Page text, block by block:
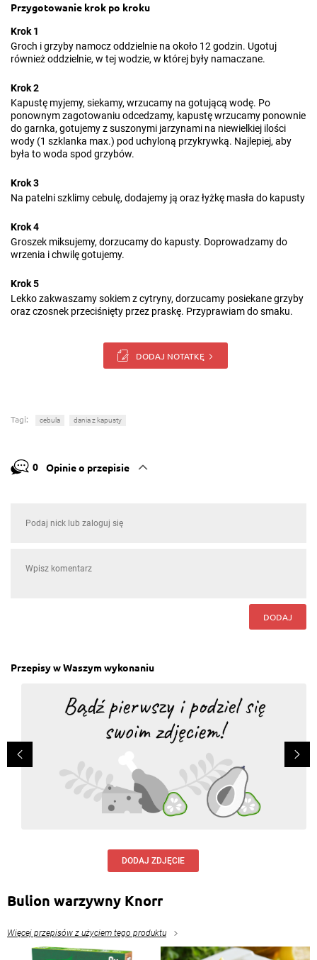
Przygotowanie krok po kroku
Krok 1
Groch i grzyby namocz oddzielnie na około 12 godzin. Ugotuj
również oddzielnie, w tej wodzie, w której były namaczane.
Krok 2
Kapustę myjemy, siekamy, wrzucamy na gotującą wodę. Po
ponownym zagotowaniu odcedzamy, kapustę wrzucamy ponownie
do garnka, gotujemy z suszonymi jarzynami na niewielkiej ilości
wody (1 szklanka max.) pod uchyloną przykrywką. Najlepiej, aby
była to woda spod grzybów.
Krok 3
Na patelni szklimy cebulę, dodajemy ją oraz łyżkę masła do kapusty
Krok 4
Groszek miksujemy, dorzucamy do kapusty. Doprowadzamy do
wrzenia i chwilę gotujemy.
Krok 5
Lekko zakwaszamy sokiem z cytryny, dorzucamy posiekane grzyby
oraz czosnek przeciśnięty przez praskę. Przyprawiam do smaku.
DODAJ NOTATKĘ
Tagi: cebula dania z kapusty
0 Opinie o przepisie
DODAJ
Przepisy w Waszym wykonaniu
DODAJ ZDJĘCIE
Bulion warzywny Knorr
Więcej przepisów z użyciem tego produktu